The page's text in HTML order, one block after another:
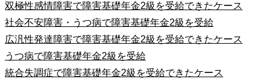
双極性感情障害で障害基礎年金2級を受給できたケース
社会不安障害・うつ病で障害基礎年金2級を受給
広汎性発達障害で障害基礎年金2級を受給できたケース
うつ病で障害基礎年金2級を受給
統合失調症で障害基礎年金2級を受給できたケース